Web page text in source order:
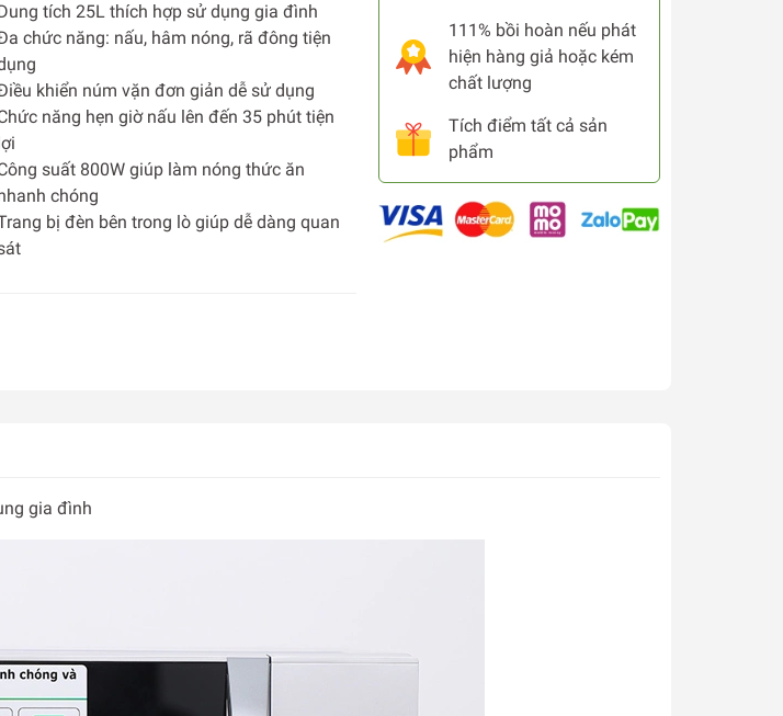
tích 25L thích hợp sử dụng gia đình
chức năng: nấu, hâm nóng, rã đông tiện
khiển núm vặn đơn giản dễ sử dụng
năng hẹn giờ nấu lên đến 35 phút tiện
suất 800W giúp làm nóng thức ăn
chóng
bị đèn bên trong lò giúp dễ dàng quan
111% bồi hoàn nếu phát
hiện hàng giả hoặc kém
chất lượng
Tích điểm tất cả sản
phẩm
gia đình